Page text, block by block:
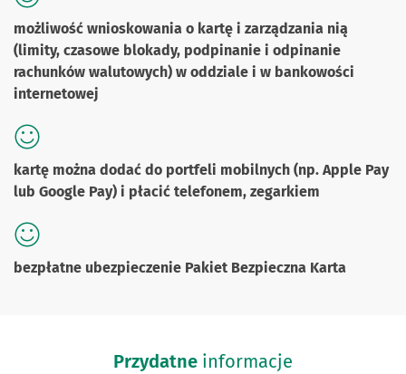
możliwość wnioskowania o kartę i zarządzania nią
(limity, czasowe blokady, podpinanie i odpinanie
rachunków walutowych) w oddziale i w bankowości
internetowej
kartę można dodać do portfeli mobilnych (np. Apple Pay
lub Google Pay) i płacić telefonem, zegarkiem
bezpłatne ubezpieczenie Pakiet Bezpieczna Karta
Przydatne informacje